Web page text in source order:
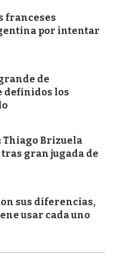
franceses
por intentar
de
definidos los
Thiago Brizuela
gran jugada de
sus diferencias,
usar cada uno